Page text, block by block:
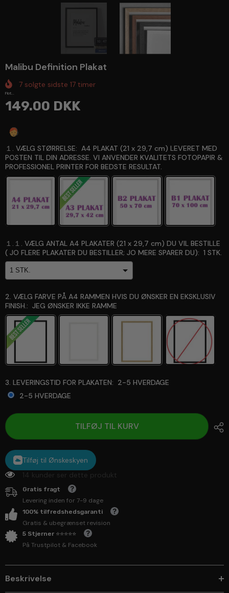
Malibu Definition Plakat
7 solgte sidste 17 timer
Flot...
149.00 DKK
１. VÆLG STØRRELSE: A4 PLAKAT (21 x 29,7 cm) LEVERET MED
POSTEN TIL DIN ADRESSE. VI ANVENDER KVALITETS FOTOPAPIR &
PROFESSIONEL PRINTER FOR BEDSTE RESULTAT.
１.１. VÆLG ANTAL A4 PLAKATER (21 x 29,7 cm) DU VIL BESTILLE
( JO FLERE PLAKATER DU BESTILLER; JO MERE SPARER DU): 1 STK.
2. VÆLG FARVE PÅ A4 RAMMEN HVIS DU ØNSKER EN EKSKLUSIV
FINISH.: JEG ØNSKER IKKE RAMME
3. LEVERINGSTID FOR PLAKATEN: 2-5 HVERDAGE
2-5 HVERDAGE
to the price
TILFØJ TIL KURV
Tilføj til Ønskeskyen
14 kunder ser dette produkt
Gratis fragt
Levering inden for 7-9 dage
100% tilfredshedsgaranti
Gratis & ubegrænset revision
5 Stjerner ⭐⭐⭐⭐⭐
På Trustpilot & Facebook
Beskrivelse